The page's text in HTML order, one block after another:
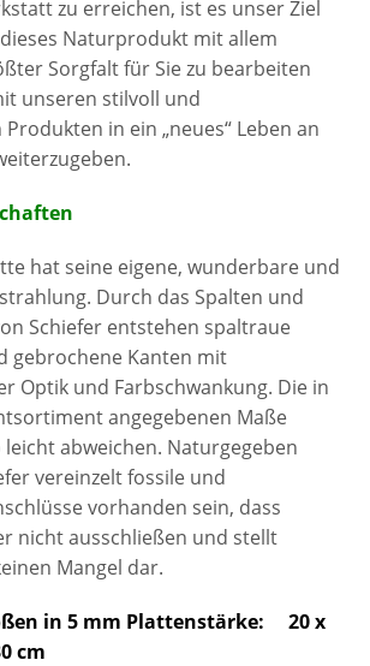
zu erreichen, ist es unser Ziel
Naturprodukt mit allem
Sorgfalt für Sie zu bearbeiten
unseren stilvoll und
in ein „neues“ Leben an
hat seine eigene, wunderbare und
Durch das Spalten und
Schiefer entstehen spaltraue
gebrochene Kanten mit
Optik und Farbschwankung. Die in
angegebenen Maße
abweichen. Naturgegeben
vereinzelt fossile und
vorhanden sein, dass
nicht ausschließen und stellt
Mangel dar.
in 5 mm Plattenstärke:
20 x
cm